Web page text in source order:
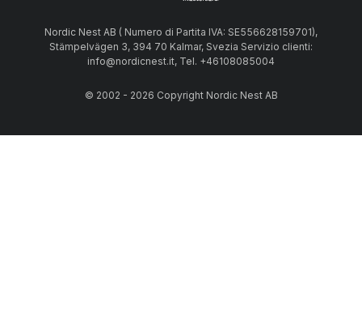
Nordic Nest AB ( Numero di Partita IVA: SE556628159701),
Stämpelvägen 3, 394 70 Kalmar, Svezia Servizio clienti:
info@nordicnest.it, Tel. +46108085004
© 2002 - 2026 Copyright Nordic Nest AB